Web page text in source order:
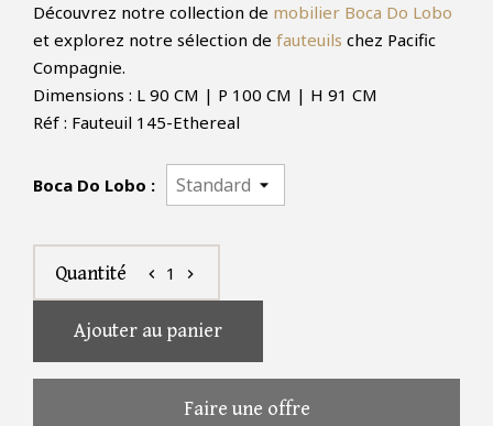
Découvrez notre collection de mobilier Boca Do Lobo
et explorez notre sélection de fauteuils chez Pacific
Compagnie.
Dimensions : L 90 CM | P 100 CM | H 91 CM
Réf : Fauteuil 145-Ethereal
Boca Do Lobo :
Quantité chevron_left 1 chevron_right
Ajouter au panier
Faire une offre